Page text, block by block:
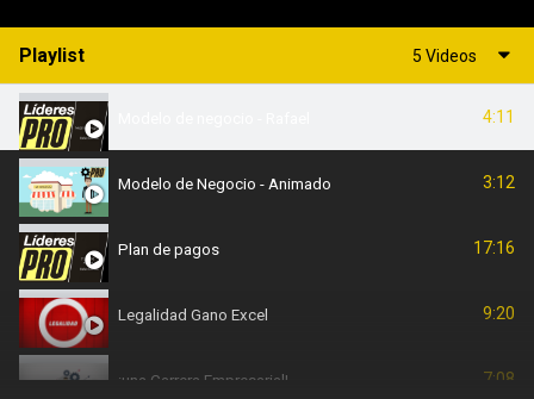
Playlist 5 Videos
4:11
Modelo de Negocio - Animado 3:12
Plan de pagos 17:16
Legalidad Gano Excel 9:20
¡una Carrera Empresarial! 7:08